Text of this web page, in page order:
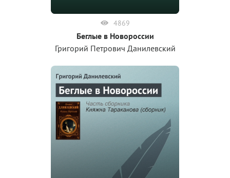
4869
Беглые в Новороссии
Григорий Петрович Данилевский